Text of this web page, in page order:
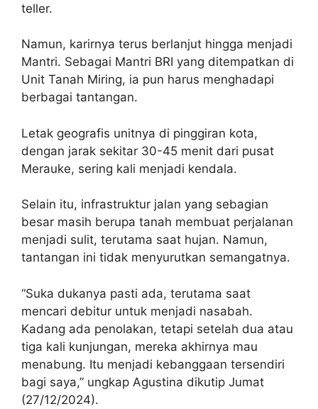
teller.
Namun, karirnya terus berlanjut hingga menjadi
Mantri. Sebagai Mantri BRI yang ditempatkan di
Unit Tanah Miring, ia pun harus menghadapi
berbagai tantangan.
Letak geografis unitnya di pinggiran kota,
dengan jarak sekitar 30-45 menit dari pusat
Merauke, sering kali menjadi kendala.
Selain itu, infrastruktur jalan yang sebagian
besar masih berupa tanah membuat perjalanan
menjadi sulit, terutama saat hujan. Namun,
tantangan ini tidak menyurutkan semangatnya.
“Suka dukanya pasti ada, terutama saat
mencari debitur untuk menjadi nasabah.
Kadang ada penolakan, tetapi setelah dua atau
tiga kali kunjungan, mereka akhirnya mau
menabung. Itu menjadi kebanggaan tersendiri
bagi saya,” ungkap Agustina dikutip Jumat
(27/12/2024).